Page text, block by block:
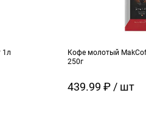
1л
Кофе молотый
250г
439.99 ₽ / шт